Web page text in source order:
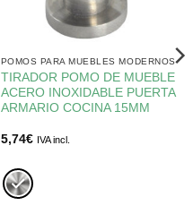
POMOS PARA MUEBLES MODERNOS
TIRADOR POMO DE MUEBLE
ACERO INOXIDABLE PUERTA
ARMARIO COCINA 15MM
5,74€ IVA incl.